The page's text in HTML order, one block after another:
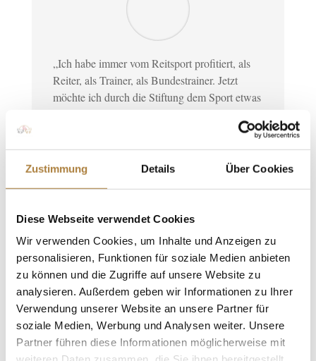
Zustimmung Details Über Cookies
Diese Webseite verwendet Cookies
Wir verwenden Cookies, um Inhalte und Anzeigen zu
personalisieren, Funktionen für soziale Medien anbieten
zu können und die Zugriffe auf unsere Website zu
analysieren. Außerdem geben wir Informationen zu Ihrer
Verwendung unserer Website an unsere Partner für
soziale Medien, Werbung und Analysen weiter. Unsere
Partner führen diese Informationen möglicherweise mit
„Ich habe immer vom Reitsport profitiert, als
Reiter, als Trainer, als Bundestrainer. Jetzt
möchte ich durch die Stiftung dem Sport etwas
Bundestrainer der Nachwuchsreiter habe ich
gemerkt, wie wichtig es ist, nicht alles dem
einzelnen Nachwuchsreiter allein zu
gelingen. Ich habe und hatte immer viel mit
Bundestrainer und heute mit dem
Reitsportzentrum. Natürlich hilft der
Pferdesport dabei, traditionelle Werte zu
vermitteln wie Verantwortungsbewusstsein –
das kennen wir alle. Aber er hilft auch zum
Beispiel beim Erlernen von Zeitmanagement:
Das braucht man in jedem Job. Für mich ein